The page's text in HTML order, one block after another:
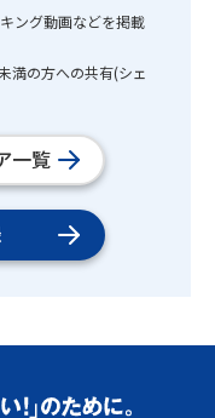
ング動画などを掲載
満の方への共有(シェ
一覧